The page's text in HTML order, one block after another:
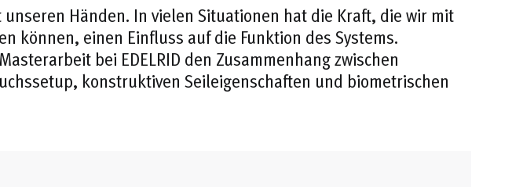
Händen. In vielen Situationen hat die Kraft, die wir mit
können, einen Einfluss auf die Funktion des Systems.
bei EDELRID den Zusammenhang zwischen
konstruktiven Seileigenschaften und biometrischen